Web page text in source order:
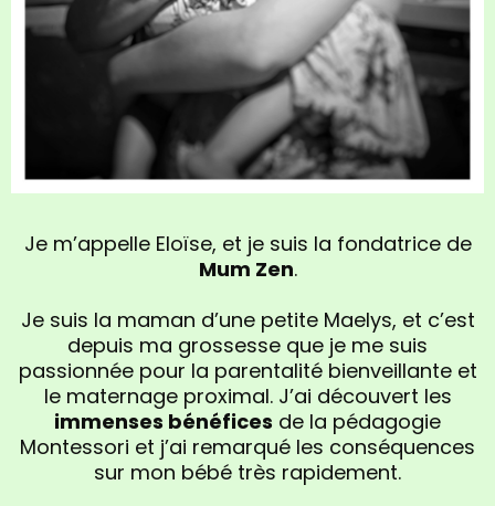
Je m’appelle Eloïse, et je suis la fondatrice de
Mum Zen.
Je suis la maman d’une petite Maelys, et c’est
depuis ma grossesse que je me suis
passionnée pour la parentalité bienveillante et
le maternage proximal. J’ai découvert les
immenses bénéfices de la pédagogie
Montessori et j’ai remarqué les conséquences
sur mon bébé très rapidement.